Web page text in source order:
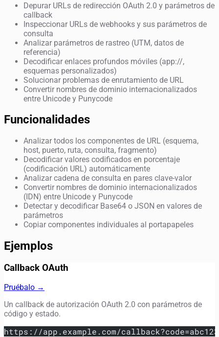
Depurar URLs de redirección OAuth 2.0 y parámetros de
callback
Inspeccionar URLs de webhooks y sus parámetros de
consulta
Analizar parámetros de rastreo (UTM, datos de
referencia)
Decodificar enlaces profundos móviles (app://,
esquemas personalizados)
Solucionar problemas de enrutamiento de URL
Convertir nombres de dominio internacionalizados
entre Unicode y Punycode
Funcionalidades
Analizar todos los componentes de URL (esquema,
host, puerto, ruta, consulta, fragmento)
Decodificar valores codificados en porcentaje
(codificación URL) automáticamente
Analizar cadena de consulta en pares clave-valor
Convertir nombres de dominio internacionalizados
(IDN) entre Unicode y Punycode
Detectar y decodificar Base64 o JSON en valores de
parámetros
Copiar componentes individuales al portapapeles
Ejemplos
Callback OAuth
Pruébalo →
Un callback de autorización OAuth 2.0 con parámetros de
código y estado.
https://app.example.com/